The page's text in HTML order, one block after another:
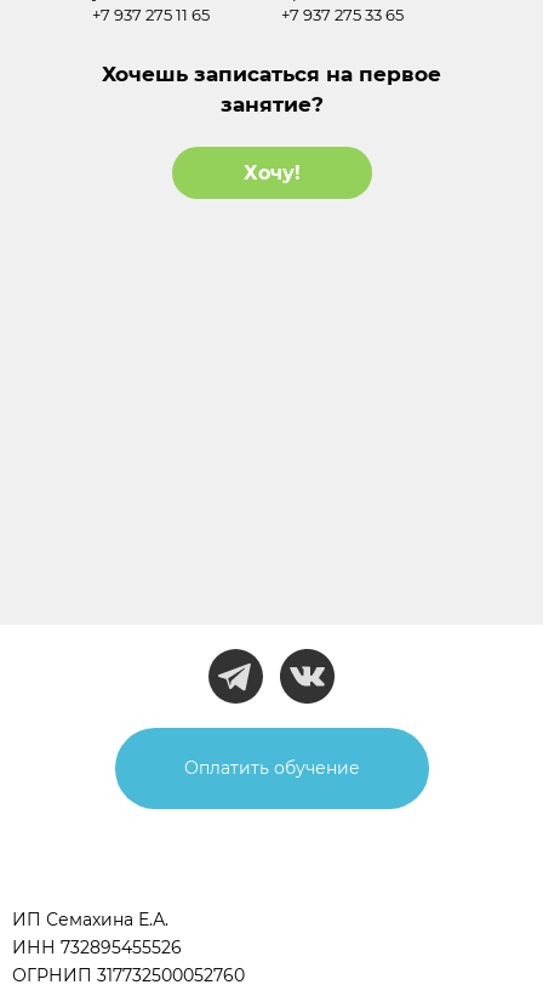
+7 937 275 11 65
+7 937 275 33 65
Хочу!
Хочешь записаться на первое
занятие?
Оплатить обучение
ИП Семахина Е.А.
ИНН 732895455526
ОГРНИП 317732500052760